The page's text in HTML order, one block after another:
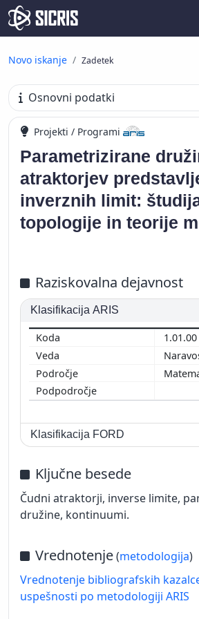
Novo iskanje Zadetek
Osnovni podatki
Projekti / Programi
Parametrizirane
atraktorjev
inverznih limit:
topologije in teorije
Raziskovalna dejavnost
Klasifikacija ARIS
1.01.00
Klasifikacija FORD
Ključne besede
Čudni atraktorji, inverse limite,
družine, kontinuumi.
Vrednotenje(metodologija)
Vrednotenje bibliografskih
uspešnosti po metodologiji ARIS